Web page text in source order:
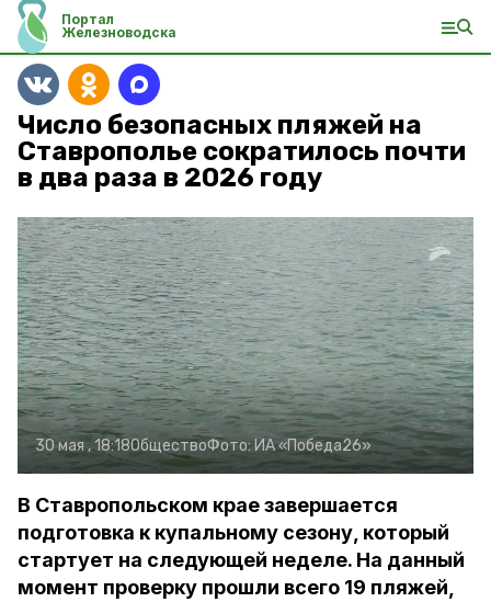
Портал
Железноводска
Число безопасных пляжей на
Ставрополье сократилось почти
в два раза в 2026 году
30 мая , 18:18ОбществоФото: ИА «Победа26»
В Ставропольском крае завершается
подготовка к купальному сезону, который
стартует на следующей неделе. На данный
момент проверку прошли всего 19 пляжей,